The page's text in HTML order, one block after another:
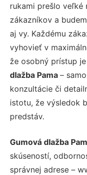
rukami prešlo
zákazníkov a
aj vy. Každému
vyhovieť v
že osobný prístup
dlažba Pama –
konzultácie či
istotu, že výsledok
predstáv.
Gumová dlažba
skúseností,
správnej adrese –